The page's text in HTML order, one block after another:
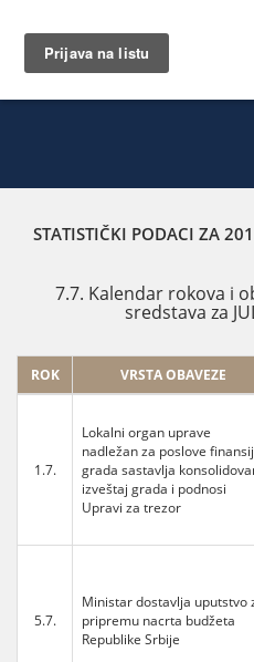
STATISTIČKI PODACI ZA
7.7. Kalendar rokova i
sredstava za
ROK VRSTA OBAVEZE
1.7.
Lokalni organ uprave
nadležan za poslove
grada sastavlja
izveštaj grada i podnosi
Upravi za trezor
5.7.
Ministar dostavlja uputstvo
pripremu nacrta budžeta
Republike Srbije